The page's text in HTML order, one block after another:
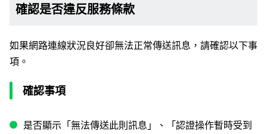
確認是否違反服務條款
如果網路連線狀況良好卻無法正常傳送訊息，請確認以下事
項。
確認事項
是否顯示「無法傳送此則訊息」、「認證操作暫時受到